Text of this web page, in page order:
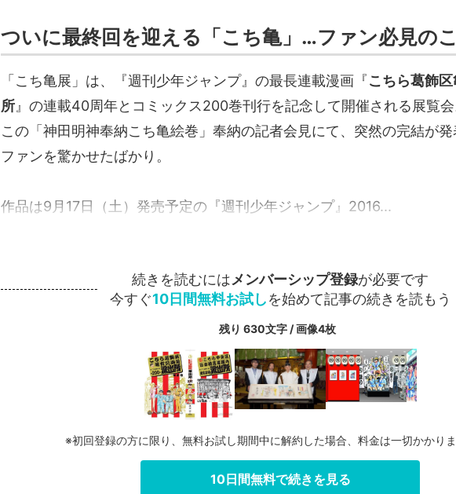
ついに最終回を迎える「こち亀」…ファン必見の
「こち亀展」は、『週刊少年ジャンプ』の最長連載漫画『こちら葛飾
所 』の連載40周年とコミックス200巻刊行を記念して開催される展覧会
この「神田明神奉納こち亀絵巻」奉納の記者会見にて、突然の完結が
ファンを驚かせたばかり。
作品は9月17日（土）発売予定の『週刊少年ジャンプ』2016...
続きを読むにはメンバーシップ登録が必要です
今すぐ10日間無料お試しを始めて記事の続きを読もう
残り 630文字 / 画像4枚
※初回登録の方に限り、無料お試し期間中に解約した場合、料金は一切かかりま
10日間無料で続きを見る